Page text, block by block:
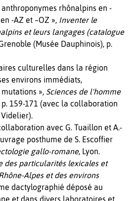
anthroponymes rhônalpins en -
-AZ et –OZ », Inventer le
et leurs langages (catalogue
(Musée Dauphinois), p.
culturelles dans la région
environs immédiats,
», Sciences de l'homme
p. 159-171 (avec la collaboration
Videlier).
avec G. Tuaillon et A.-
posthume de S. Escoffier
gallo-romane, Lyon.
des particularités lexicales et
Alpes et des environs
dactylographié déposé au
et dans divers laboratoires et